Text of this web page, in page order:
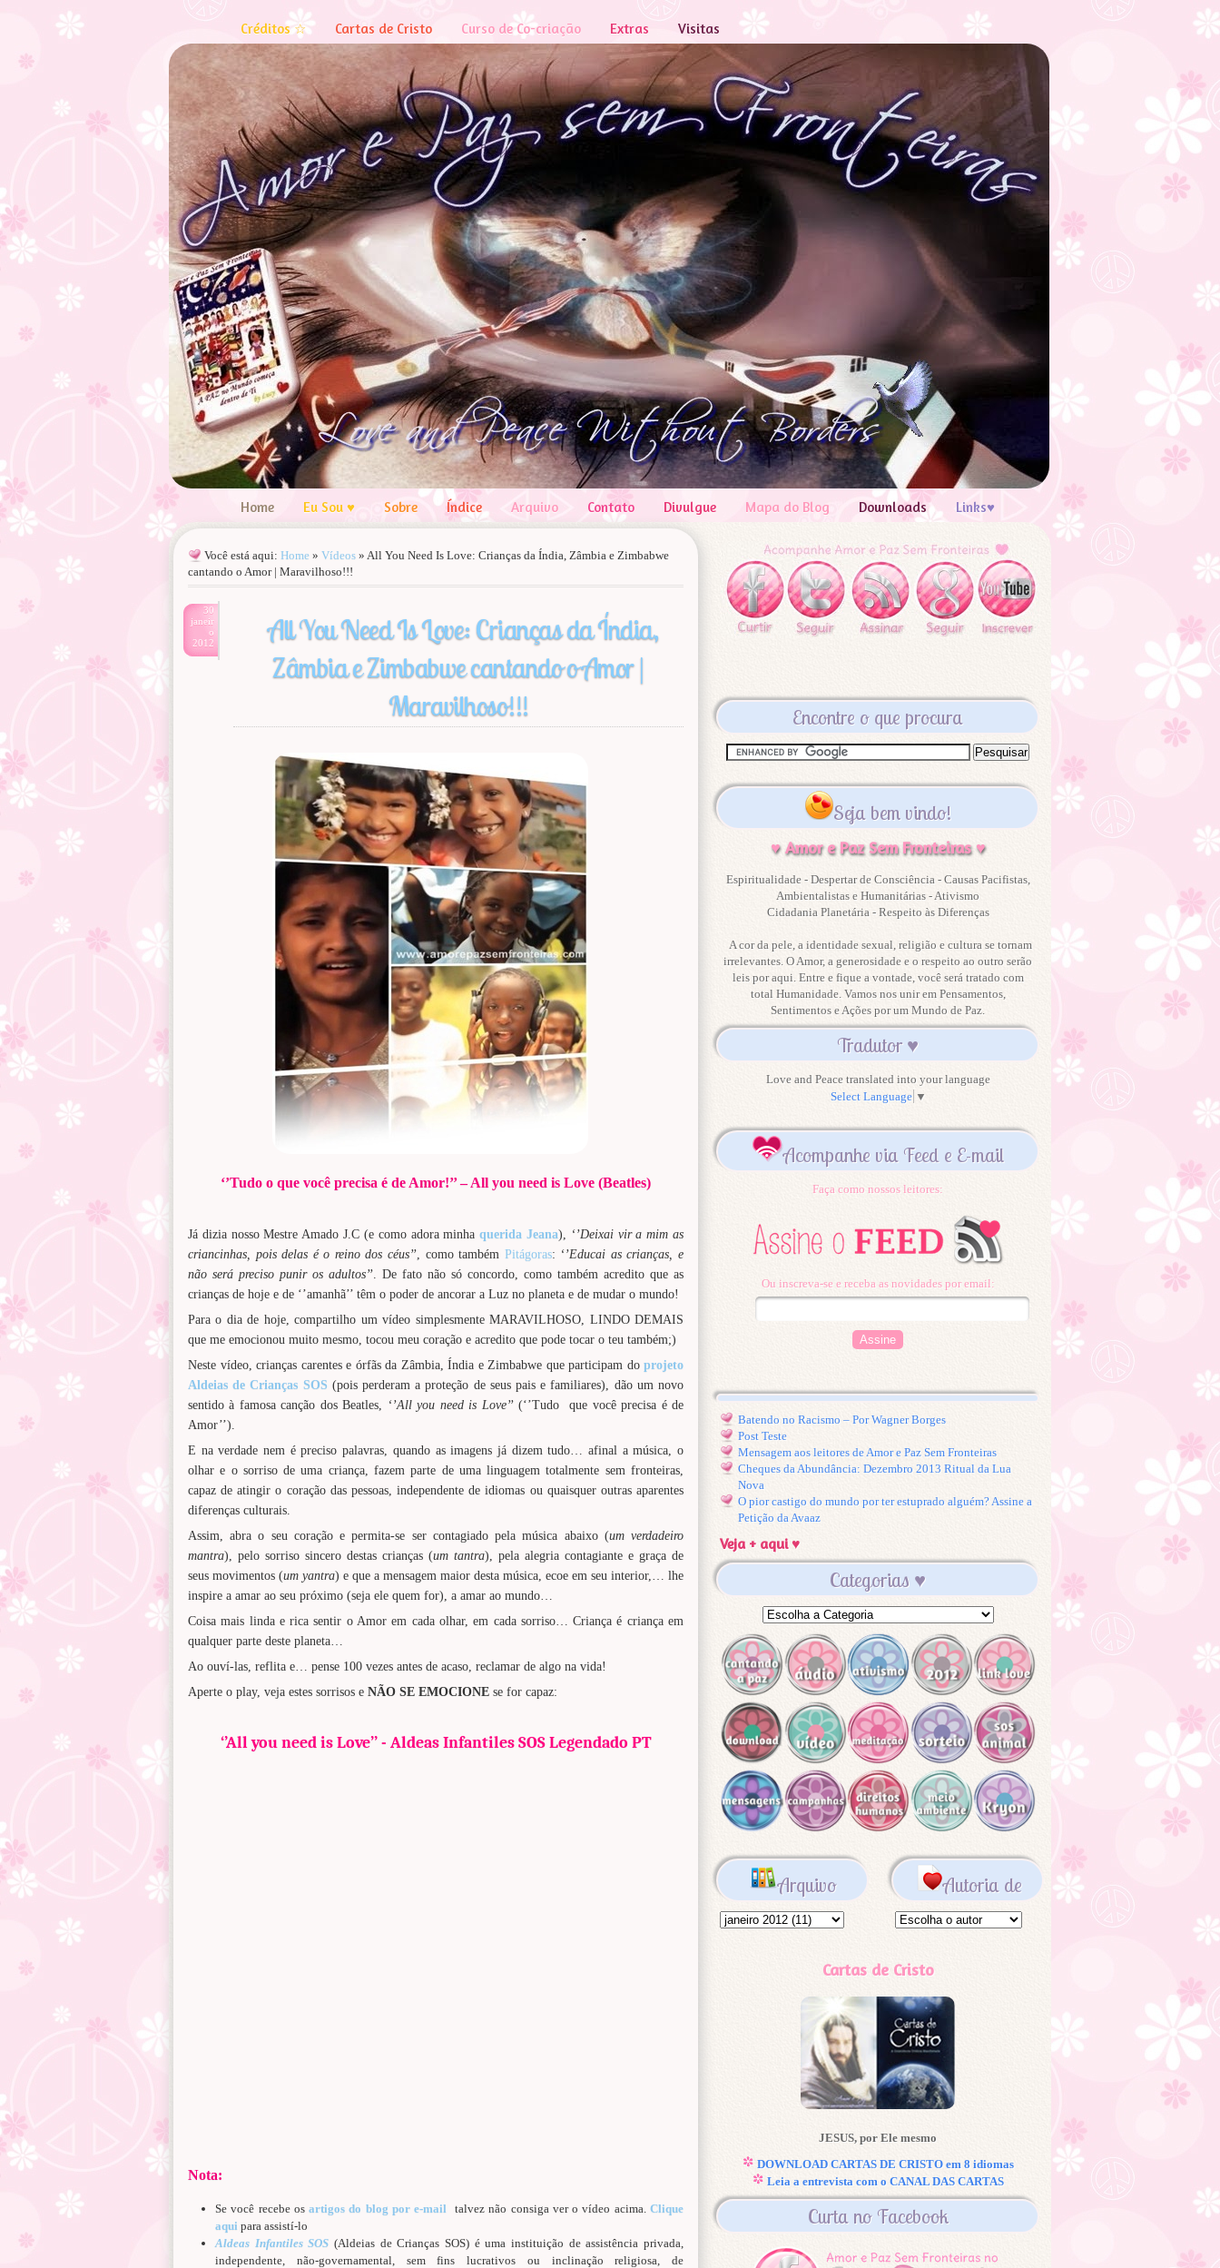
Créditos ☆ Cartas de Cristo Curso de Co-criação Extras Visitas
Home Eu Sou ♥ Sobre Índice Arquivo Contato Divulgue Mapa do Blog Downloads Links♥
Você está aqui: Home » Vídeos » All You Need Is Love: Crianças da Índia, Zâmbia e Zimbabwe
cantando o Amor | Maravilhoso!!!
30
janeir
o
2012
All You Need Is Love: Crianças da Índia,
Zâmbia e Zimbabwe cantando o Amor |
Maravilhoso!!!
‘’Tudo o que você precisa é de Amor!’’ – All you need is Love (Beatles)
Já dizia nosso Mestre Amado J.C (e como adora minhaquerida Jeana),
‘’Deixai vir a mim as
criancinhas, pois delas é o reino dos céus’’ , como também Pitágoras: ‘’Educai as crianças, e
não será preciso punir os adultos’’ . De fato não só concordo, como também acredito que as
crianças de hoje e de ‘’amanhã’’ têm o poder de ancorar a Luz no planeta e de mudar o mundo!
Para o dia de hoje, compartilho um vídeo simplesmente MARAVILHOSO, LINDO DEMAIS
que me emocionou muito mesmo, tocou meu coração e acredito que pode tocar o teu também;)
Neste vídeo, crianças carentes e órfãs da Zâmbia, Índia e Zimbabwe que participam do projeto
Aldeias de Crianças SOS (pois perderam a proteção de seus pais e familiares), dão um novo
sentido à famosa canção dos Beatles,
‘’All you need is Love’’(‘’Tudo que você precisa é de
Amor’’).
E na verdade nem é preciso palavras, quando as imagens já dizem tudo… afinal a música, o
olhar e o sorriso de uma criança, fazem parte de uma linguagem totalmente sem fronteiras,
capaz de atingir o coração das pessoas, independente de idiomas ou quaisquer outras aparentes
diferenças culturais.
Assim, abra o seu coração e permita-se ser contagiado pela música abaixo (um verdadeiro
mantra), pelo sorriso sincero destas crianças (um tantra), pela alegria contagiante e graça de
seus movimentos (um yantra) e que a mensagem maior desta música, ecoe em seu interior,… lhe
inspire a amar ao seu próximo (seja ele quem for), a amar ao mundo…
Coisa mais linda e rica sentir o Amor em cada olhar, em cada sorriso… Criança é criança em
qualquer parte deste planeta…
Ao ouví-las, reflita e… pense 100 vezes antes de acaso, reclamar de algo na vida!
Aperte o play, veja estes sorrisos e NÃO SE EMOCIONE se for capaz:
‘’All you need is Love’’ - Aldeas Infantiles SOS Legendado PT
Nota:
Se você recebe osartigos do blog por e-mail talvez não consiga ver o vídeo acima.Clique
aqui para assistí-lo
Aldeas Infantiles SOS (Aldeias de Crianças SOS) é uma instituição de assistência privada,
independente, não-governamental, sem fins lucrativos ou inclinação religiosa, de
Encontre o que procura
Seja bem vindo!
♥ Amor e Paz Sem Fronteiras ♥
Espiritualidade - Despertar de Consciência - Causas Pacifistas,
Ambientalistas e Humanitárias - Ativismo
Cidadania Planetária - Respeito às Diferenças
A cor da pele, a identidade sexual, religião e cultura se tornam
irrelevantes. O Amor, a generosidade e o respeito ao outro serão
leis por aqui. Entre e fique a vontade, você será tratado com
total Humanidade. Vamos nos unir em Pensamentos,
Sentimentos e Ações por um Mundo de Paz.
Tradutor ♥
Love and Peace translated into your language
Select Language ▼
Acompanhe via Feed e E-mail
Faça como nossos leitores:
Ou inscreva-se e receba as novidades por email:
Batendo no Racismo – Por Wagner Borges
Post Teste
Mensagem aos leitores de Amor e Paz Sem Fronteiras
Cheques da Abundância: Dezembro 2013 Ritual da Lua
Nova
O pior castigo do mundo por ter estuprado alguém? Assine a
Petição da Avaaz
Veja + aqui ♥
Categorias ♥
Arquivo Autoria de
Cartas de Cristo
JESUS, por Ele mesmo
DOWNLOAD CARTAS DE CRISTO em 8 idiomas
Leia a entrevista com o CANAL DAS CARTAS
Curta no Facebook